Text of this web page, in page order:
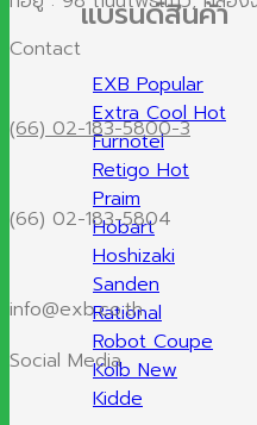
แบรนด์สินค้า
EXB
Extra Cool
Furnotel
Retigo
Praim
Hobart
Hoshizaki
Sanden
Rational
Robot Coupe
Kolb
Kidde
Contact
(66) 02-183-5800-3
(66) 02-183-5804
info@exb.co.th
Social Media